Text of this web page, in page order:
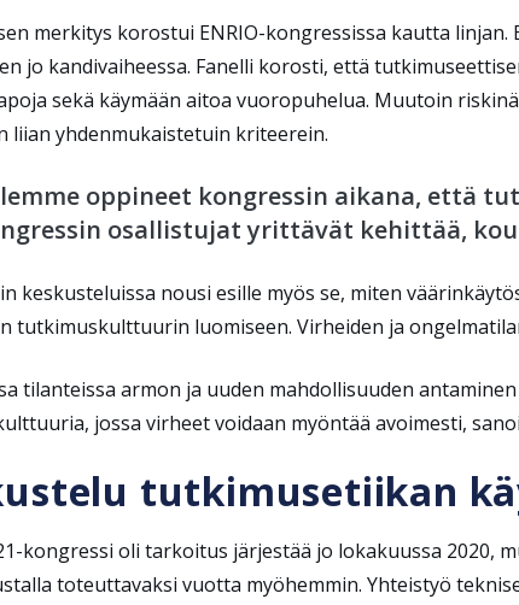
merkitys korostui ENRIO-kongressissa kautta
jo kandivaiheessa. Fanelli korosti, että
sekä käymään aitoa vuoropuhelua. Muutoin
liian yhdenmukaistetuin kriteerein.
oppineet kongressin aikana, että
osallistujat yrittävät kehittää,
keskusteluissa nousi esille myös se, miten
tutkimuskulttuurin luomiseen. Virheiden ja
tilanteissa armon ja uuden mahdollisuuden
jossa virheet voidaan myöntää avoimesti, sanoi
tutkimusetiikan
kongressi oli tarkoitus järjestää jo lokakuussa
toteuttavaksi vuotta myöhemmin. Yhteistyö